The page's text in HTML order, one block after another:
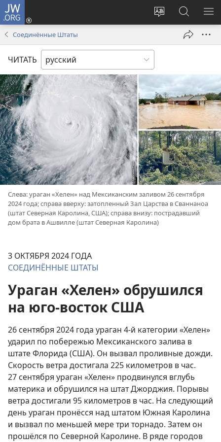
JW.ORG
Изменить
Войти
(открывается
окне)
Поиск
по
jw.org
Соединённые Штаты
ЧИТАТЬ
Слева: ураган «Хелен» над Мексиканским заливом 26 сентября
2024 года; справа вверху: затопленный Зал Царства в Сваннаноа
(штат Северная Каролина, США); справа внизу: пострадавший
дом брата в Ашвилле (штат Северная Каролина)
3 ОКТЯБРЯ 2024 ГОДА
СОЕДИНЁННЫЕ ШТАТЫ
Ураган «Хелен» обрушился
на юго-восток США
26 сентября 2024 года ураган 4-й категории «Хелен»
ударил по побережью Мексиканского залива в
штате Флорида (США). Он вызвал проливные дожди.
Скорость ветра достигала 225 километров в час.
27 сентября ураган «Хелен» продвинулся вглубь
материка и обрушился на штат Джорджия. Порывы
ветра достигали 95 километров в час. На следующий
день ураган пронёсся над штатом Южная Каролина
и вызвал по меньшей мере три торнадо. Затем он
прошёлся по Северной Каролине. В ряде городов